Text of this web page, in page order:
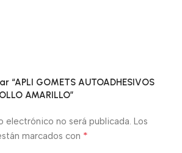
“APLI GOMETS AUTOADHESIVOS
AMARILLO”
electrónico no será publicada. Los
marcados con *